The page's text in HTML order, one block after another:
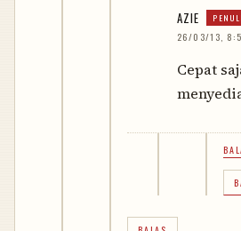
AZIE
26/03/13,
Cepat